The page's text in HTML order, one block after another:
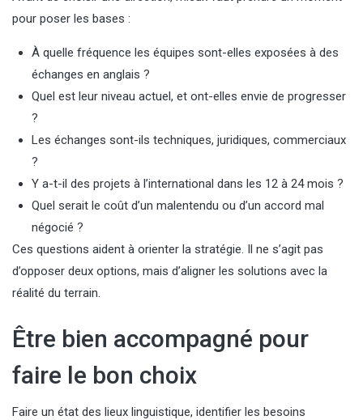
pour poser les bases :
À quelle fréquence les équipes sont-elles exposées à des
échanges en anglais ?
Quel est leur niveau actuel, et ont-elles envie de progresser
?
Les échanges sont-ils techniques, juridiques, commerciaux
?
Y a-t-il des projets à l’international dans les 12 à 24 mois ?
Quel serait le coût d’un malentendu ou d’un accord mal
négocié ?
Ces questions aident à orienter la stratégie. Il ne s’agit pas
d’opposer deux options, mais d’aligner les solutions avec la
réalité du terrain.
Être bien accompagné pour
faire le bon choix
Faire un état des lieux linguistique, identifier les besoins